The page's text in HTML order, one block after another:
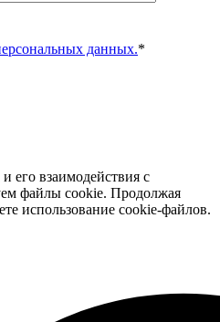
данных.*
его взаимодействия с
файлы cookie. Продолжая
использование cookie-файлов.